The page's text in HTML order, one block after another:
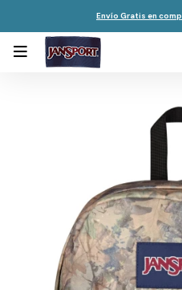
Envío Gratis en
